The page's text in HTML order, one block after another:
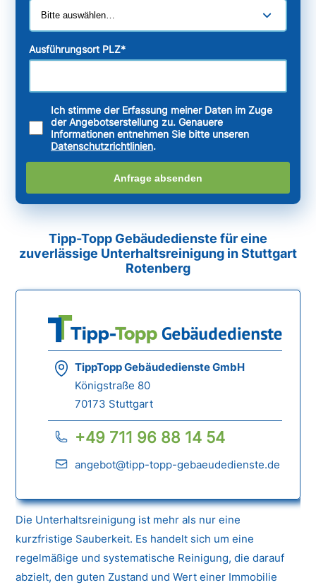
Ausführungsort PLZ*
Ich stimme der Erfassung meiner Daten im Zuge
der Angebotserstellung zu. Genauere
Informationen entnehmen Sie bitte unseren
Datenschutzrichtlinien.
Anfrage absenden
Tipp-Topp Gebäudedienste für eine
zuverlässige Unterhaltsreinigung in Stuttgart
Rotenberg
TippTopp Gebäudedienste GmbH
Königstraße 80
70173 Stuttgart
+49 711 96 88 14 54
angebot@tipp-topp-gebaeudedienste.de
Die Unterhaltsreinigung ist mehr als nur eine
kurzfristige Sauberkeit. Es handelt sich um eine
regelmäßige und systematische Reinigung, die darauf
abzielt, den guten Zustand und Wert einer Immobilie